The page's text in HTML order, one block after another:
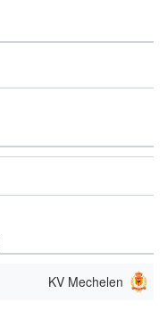
KV Mechelen